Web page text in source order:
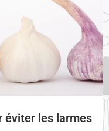
éviter les larmes